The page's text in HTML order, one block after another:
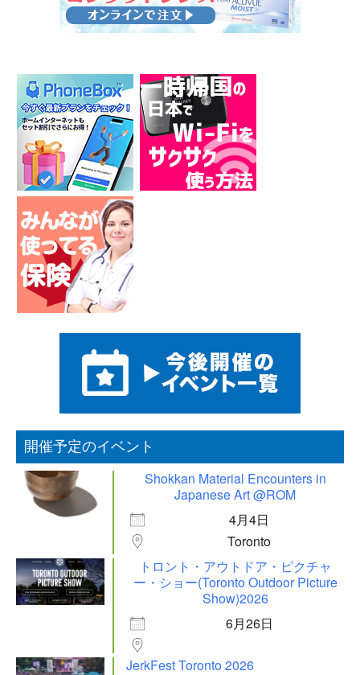
開催予定のイベント
Shokkan Material Encounters in
Japanese Art @ROM
4月4日
Toronto
トロント・アウトドア・ピクチャ
ー・ショー(Toronto Outdoor Picture
Show)2026
6月26日
JerkFest Toronto 2026